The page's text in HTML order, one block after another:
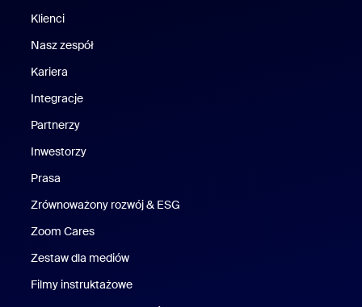
Klienci
Nasz zespół
Kariera
Integracje
Partnerzy
Inwestorzy
Prasa
Zrównoważony rozwój & ESG
Zoom Cares
Zestaw dla mediów
Filmy instruktażowe